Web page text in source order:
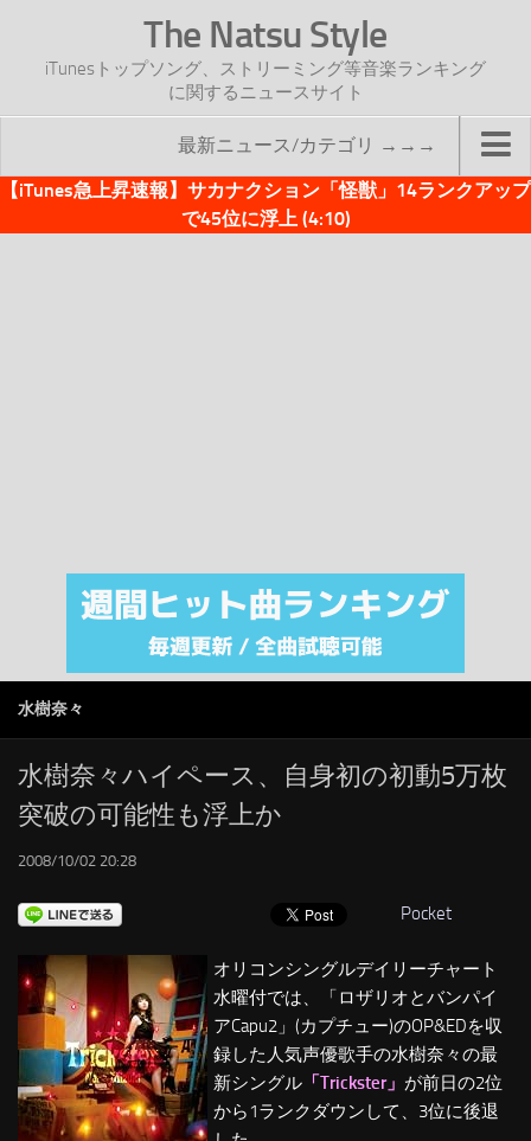
The Natsu Style
iTunesトップソング、ストリーミング等音楽ランキング
に関するニュースサイト
最新ニュース/カテゴリ →→→
TOP
注目カテゴリ
オリジナルiTunes週間トップソング
RSS
LINKS
【iTunes急上昇速報】サカナクション「怪獣」14ランクアップ
で45位に浮上 (4:10)
水樹奈々
水樹奈々ハイペース、自身初の初動5万枚
突破の可能性も浮上か
2008/10/02 20:28
Pocket
オリコンシングルデイリーチャート
水曜付では、「ロザリオとバンパイ
アCapu2」(カプチュー)のOP&EDを収
録した人気声優歌手の水樹奈々の最
新シングル 「Trickster」 が前日の2位
から1ランクダウンして、3位に後退